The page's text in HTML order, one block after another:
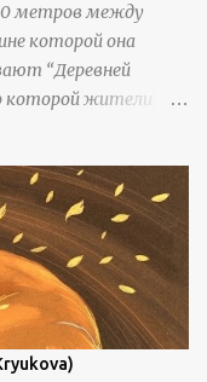
метров между
которой она
“Деревней
которой жители
перилами, и
было улучшено.
до 4
мигрировали
в этом месте
для
и разведения